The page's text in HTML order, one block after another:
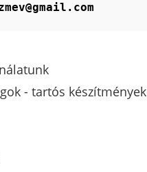
- tartós készítmények